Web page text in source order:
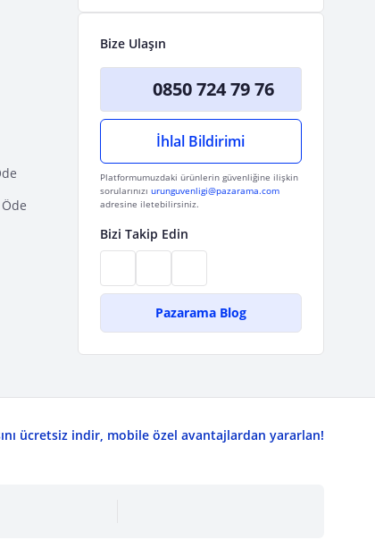
Bize Ulaşın
0850 724 79 76
İhlal Bildirimi
Platformumuzdaki ürünlerin güvenliğine ilişkin
sorularınızı urunguvenligi@pazarama.com
adresine iletebilirsiniz.
Bizi Takip Edin
Pazarama Blog
ücretsiz indir, mobile özel avantajlardan yararlan!